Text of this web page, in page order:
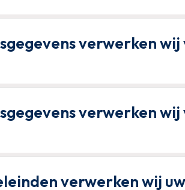
verwerken wij
verwerken
verwerken wij uw